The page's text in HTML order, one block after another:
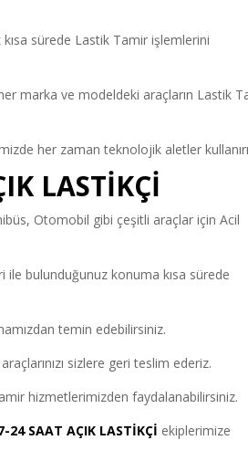
sürede Lastik Tamir işlemlerini
marka ve modeldeki araçların Lastik
her zaman teknolojik aletler
LASTİKÇİ
Otomobil gibi çeşitli araçlar için Acil
ile bulunduğunuz konuma kısa sürede
temin edebilirsiniz.
sizlere geri teslim ederiz.
hizmetlerimizden faydalanabilirsiniz.
24 SAAT AÇIK LASTİKÇİ ekiplerimize